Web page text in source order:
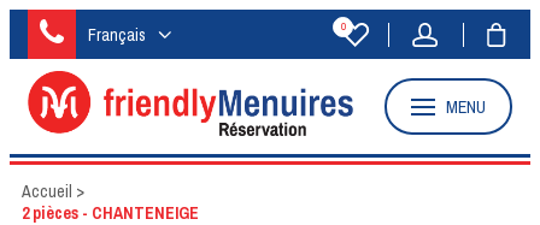
Français 0
MENU
Accueil >
2 pièces - CHANTENEIGE